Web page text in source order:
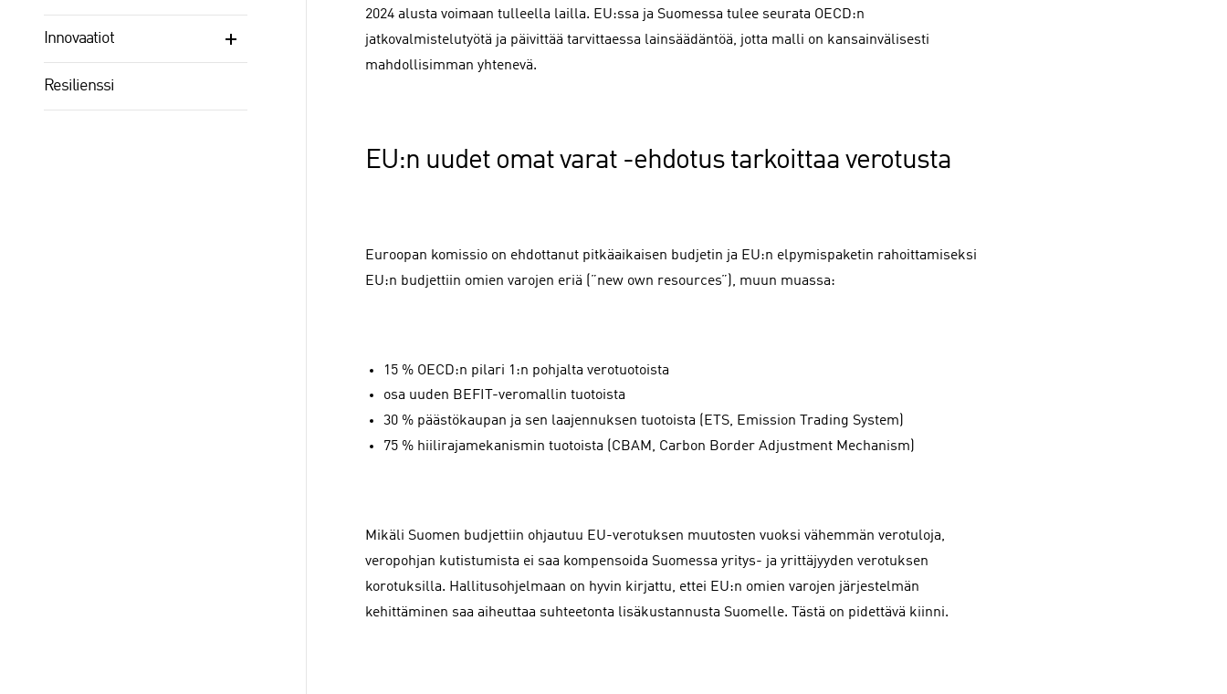
Innovaatiot
Resilienssi
2024 alusta voimaan tulleella lailla. EU:ssa ja Suomessa tulee seurata OECD:n
jatkovalmistelutyötä ja päivittää tarvittaessa lainsäädäntöä, jotta malli on kansainvälisesti
mahdollisimman yhtenevä.
EU:n uudet omat varat -ehdotus tarkoittaa verotusta
Euroopan komissio on ehdottanut pitkäaikaisen budjetin ja EU:n elpymispaketin rahoittamiseksi
EU:n budjettiin omien varojen eriä (”new own resources”), muun muassa:
15 % OECD:n pilari 1:n pohjalta verotuotoista
osa uuden BEFIT-veromallin tuotoista
30 % päästökaupan ja sen laajennuksen tuotoista (ETS, Emission Trading System)
75 % hiilirajamekanismin tuotoista (CBAM, Carbon Border Adjustment Mechanism)
Mikäli Suomen budjettiin ohjautuu EU-verotuksen muutosten vuoksi vähemmän verotuloja,
veropohjan kutistumista ei saa kompensoida Suomessa yritys- ja yrittäjyyden verotuksen
korotuksilla. Hallitusohjelmaan on hyvin kirjattu, ettei EU:n omien varojen järjestelmän
kehittäminen saa aiheuttaa suhteetonta lisäkustannusta Suomelle. Tästä on pidettävä kiinni.